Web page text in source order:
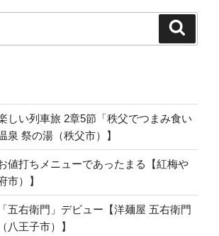
しい列車旅 2章5節「秩父でつまみ食い
祭の湯（秩父市）】
値打ちメニューであったまる【紅梅や
市）】
五右衛門」デビュー【洋麺屋 五右衛門
八王子市）】